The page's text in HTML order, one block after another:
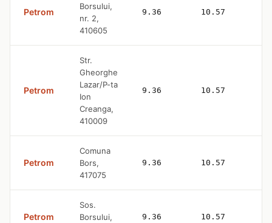
Petrom
Borsului,
nr. 2,
410605
9.36 10.57
Petrom
Str.
Gheorghe
Lazar/P-ta
Ion
Creanga,
410009
9.36 10.57
Petrom
Comuna
Bors,
417075
9.36 10.57
Petrom
Sos.
Borsului,
9.36 10.57